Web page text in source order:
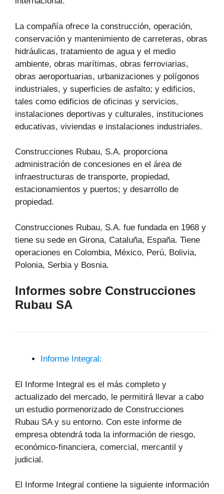
La compañía ofrece la construcción, operación,
conservación y mantenimiento de carreteras, obras
hidráulicas, tratamiento de agua y el medio
ambiente, obras marítimas, obras ferroviarias,
obras aeroportuarias, urbanizaciones y polígonos
industriales, y superficies de asfalto; y edificios,
tales como edificios de oficinas y servicios,
instalaciones deportivas y culturales, instituciones
educativas, viviendas e instalaciones industriales.
Construcciones Rubau, S.A. proporciona
administración de concesiones en el área de
infraestructuras de transporte, propiedad,
estacionamientos y puertos; y desarrollo de
propiedad.
Construcciones Rubau, S.A. fue fundada en 1968 y
tiene su sede en Girona, Cataluña, España. Tiene
operaciones en Colombia, México, Perú, Bolivia,
Polonia, Serbia y Bosnia.
Informes sobre Construcciones
Rubau SA
Informe Integral:
El Informe Integral es el más completo y
actualizado del mercado, le permitirá llevar a cabo
un estudio pormenorizado de Construcciones
Rubau SA y su entorno. Con este informe de
empresa obtendrá toda la información de riesgo,
económico-financiera, comercial, mercantil y
judicial.
El Informe Integral contiene la siguiente información